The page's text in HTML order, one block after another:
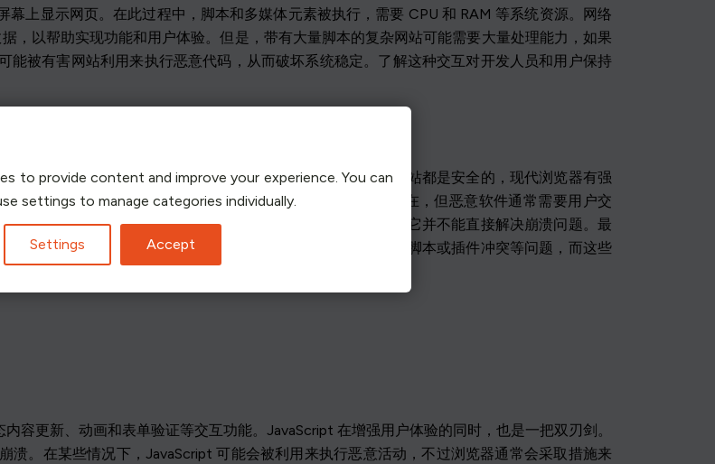
上显示网页。在此过程中，脚本和多媒体元素被执行，需要 CPU 和 RAM 等系统资源。网络
，以帮助实现功能和用户体验。但是，带有大量脚本的复杂网站可能需要大量处理能力，如果
能被有害网站利用来执行恶意代码，从而破坏系统稳定。了解这种交互对开发人员和用户保持
解是，访问任何网站都会直接损害电脑。实际上，大多数网站都是安全的，现代浏览器有强
要通过网站传播，从而导致电脑崩溃。虽然有害网站确实存在，但恶意软件通常需要用户交
机也是一个神话。虽然缓存管理可以提高浏览器的性能，但它并不能直接解决崩溃问题。最
虽然这类软件能提供有价值的保护，但它无法解决优化不佳的脚本或插件冲突等问题，而这些
全和系统维护方面做出明智的决定。
容更新、动画和表单验证等交互功能。JavaScript 在增强用户体验的同时，也是一把双刃剑。
。在某些情况下，JavaScript 可能会被利用来执行恶意活动，不过浏览器通常会采取措施来
to provide content and improve your experience. You can
settings to manage categories individually.
Settings Accept